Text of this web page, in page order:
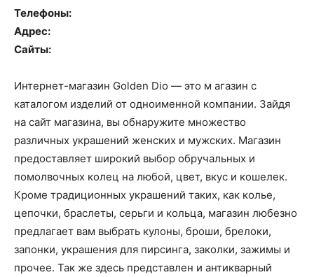
Телефоны:
Адрес:
Сайты:
Интернет-магазин Golden Dio — это м агазин с
каталогом изделий от одноименной компании. Зайдя
на сайт магазина, вы обнаружите множество
различных украшений женских и мужских. Магазин
предоставляет широкий выбор обручальных и
помолвочных колец на любой, цвет, вкус и кошелек.
Кроме традиционных украшений таких, как колье,
цепочки, браслеты, серьги и кольца, магазин любезно
предлагает вам выбрать кулоны, броши, брелоки,
запонки, украшения для пирсинга, заколки, зажимы и
прочее. Так же здесь представлен и антикварный